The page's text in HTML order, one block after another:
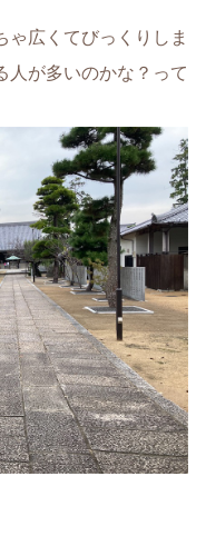
ゃ広くてびっくりしま
人が多いのかな？って